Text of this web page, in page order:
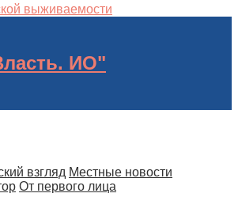
выживаемости
взгляд Местные новости
От первого лица